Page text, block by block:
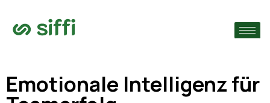
Emotionale Intelligenz für